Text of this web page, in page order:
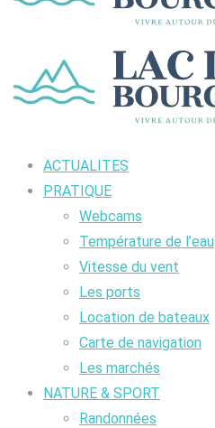
ACTUALITES
PRATIQUE
Webcams
Température de l’eau
Vitesse du vent
Les ports
Location de bateaux
Carte de navigation
Les marchés
NATURE & SPORT
Randonnées